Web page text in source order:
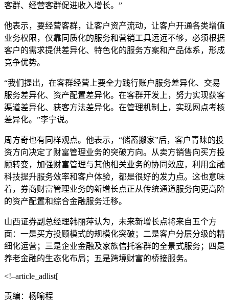
客群、经营客群促进收入增长。”
他表示，要经营客群，让客户资产流动，让客户开通各类增值
业务权限，仅靠同质化的服务和营销工具远远不够，必须根据
客户的需求提供差异化、特色化的服务方案和产品体系，形成
竞争优势。
“我们提出，在客群经营上要全力践行账户服务差异化、交易
服务差异化、资产配置差异化。在客群开发上，努力实现获客
渠道差异化、获客方法差异化。在管理机制上，实现网点考核
差异化。”李宁说。
周方奇也有同样观点。他表示，“储蓄搬家”后，客户青睐的投
资方向决定了财富管理业务的突破方向。从卖方销售向买方投
顾转变，加强财富管理与其他相关业务的协同效应，利用金融
科技提升服务效率和客户体验，都是很好的发力点。这也意味
着，券商财富管理业务的新增长点正从传统通道服务向更高阶
的资产配置和综合金融服务迁移。
山西证券副总经理韩丽萍认为，未来新增长点将来自五个方
面：一是买方投顾模式的规模化突破；二是客户分层分级的精
细化运营；三是企业金融及家族信托客群的全景式服务；四是
养老金融的生态化布局；五是跨境财富的桥接服务。
<!–article_adlist[
责编：杨喻程